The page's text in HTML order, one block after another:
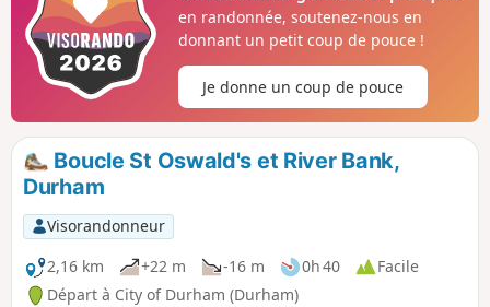
en randonnée, soutenez-nous en
donnant un petit coup de pouce !
Je donne un coup de pouce
Boucle St Oswald's et River Bank,
Durham
Visorandonneur
2,16 km
+22 m -16 m 0h 40
Facile
Départ à City of Durham (Durham)